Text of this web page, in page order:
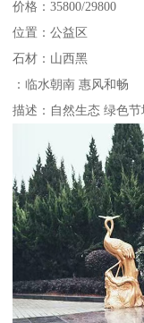
价格：35800/29800
位置：公益区
石材：山西黑
：临水朝南 惠风和畅
描述：自然生态 绿色节